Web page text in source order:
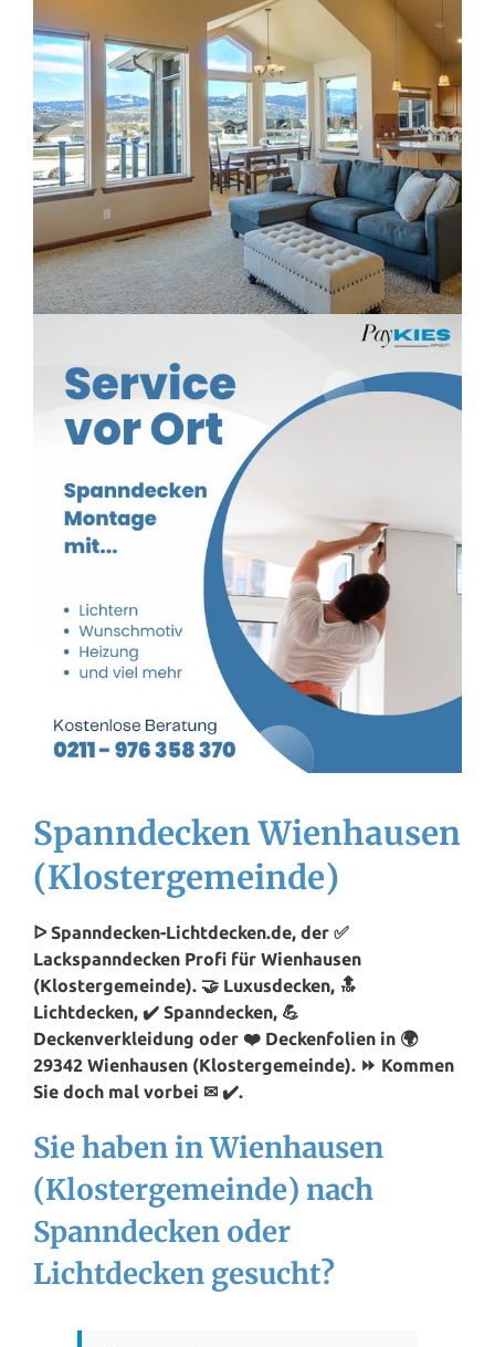
Spanndecken Wienhausen
(Klostergemeinde)
ᐅ Spanndecken-Lichtdecken.de, der ✅
Lackspanndecken Profi für Wienhausen
(Klostergemeinde). 🤝 Luxusdecken, 🔝
Lichtdecken, ✔️ Spanndecken, 💪
Deckenverkleidung oder ❤️ Deckenfolien in 🌍
29342 Wienhausen (Klostergemeinde). ⏩ Kommen
Sie doch mal vorbei ✉ ✔️.
Sie haben in Wienhausen
(Klostergemeinde) nach
Spanndecken oder
Lichtdecken gesucht?